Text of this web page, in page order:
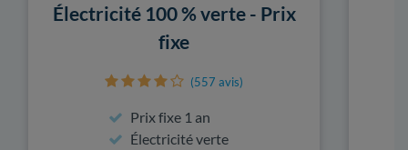
Électricité 100 % verte - Prix
fixe
(557 avis)
Prix fixe 1 an
Électricité verte